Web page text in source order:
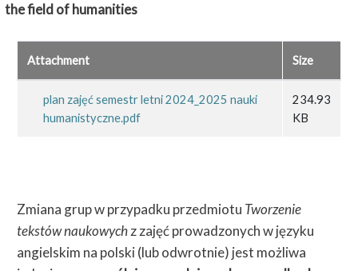
the field of humanities
Attachment Size
plan zajęć semestr letni 2024_2025 nauki
humanistyczne.pdf
234.93
KB
Zmiana grup w przypadku przedmiotu Tworzenie
tekstów naukowychz zajęć prowadzonych w języku
angielskim na polski (lub odwrotnie) jest możliwa